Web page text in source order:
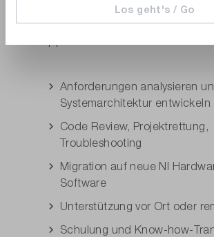
Optimierung: Unsere Experten
von der ersten Idee bis zur
Anforderungen analysieren
Systemarchitektur entwickeln
Code Review, Projektrettung,
Troubleshooting
Migration auf neue NI
Software
Unterstützung vor Ort oder
Schulung und Know-how-
Los geht's / Go